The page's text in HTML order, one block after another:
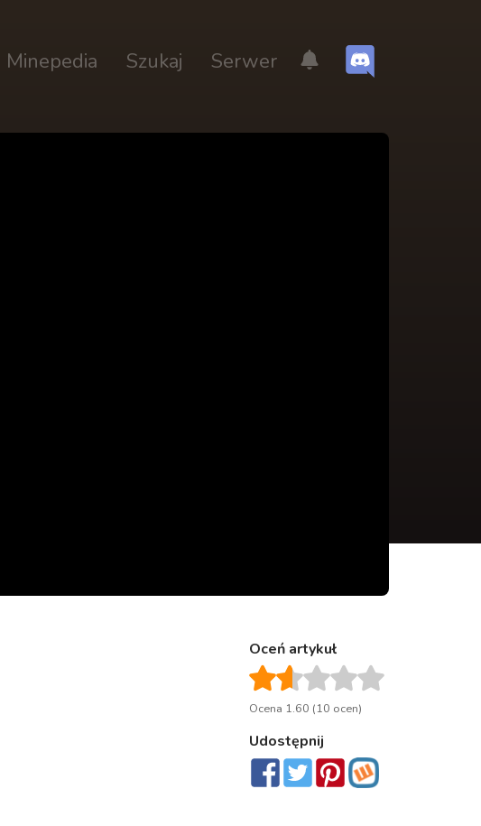
Minepedia Szukaj Serwer
Oceń artykuł
Ocena 1.60 (10 ocen)
Udostępnij